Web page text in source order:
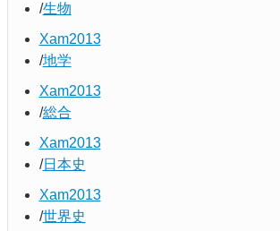
生物
Xam2013
地学
Xam2013
総合
Xam2013
日本史
Xam2013
世界史